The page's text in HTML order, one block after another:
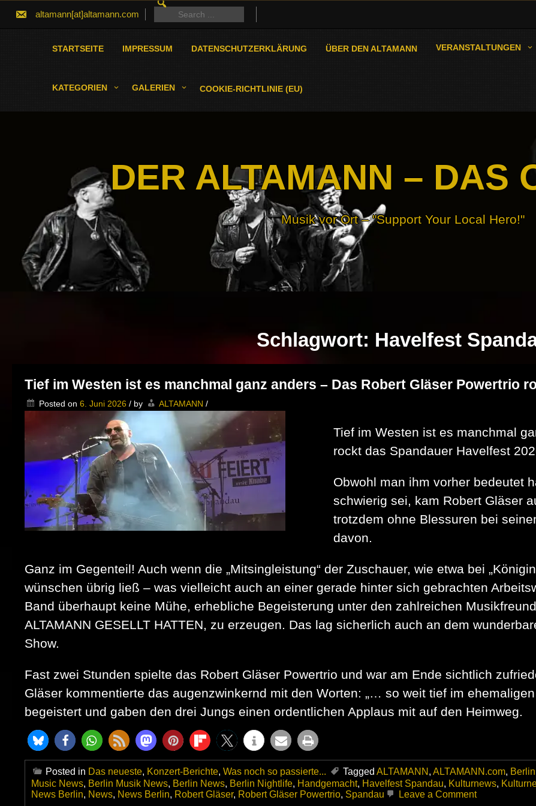
altamann[at]altamann.com
FOR:
Search
for:
STARTSEITE IMPRESSUM DATENSCHUTZERKLÄRUNG ÜBER DEN ALTAMANN VERANSTALTUNGEN
KATEGORIEN GALERIEN COOKIE-RICHTLINIE (EU)
DER ALTAMANN – DAS
Musik vor Ort – "Support Your Local Hero!"
Schlagwort: Havelfest
Tief im Westen ist es manchmal ganz anders – Das Robert Gläser Powertrio
Posted on 6. Juni 2026 / by ALTAMANN /
Tief im Westen ist es manchmal
rockt das Spandauer Havelfest
Obwohl man ihm vorher bedeutet
schwierig sei, kam Robert Gläser
trotzdem ohne Blessuren bei
davon.
Ganz im Gegenteil! Auch wenn die „Mitsingleistung“ der Zuschauer, wie etwa bei
wünschen übrig ließ – was vielleicht auch an einer gerade hinter sich gebrachten
Band überhaupt keine Mühe, erhebliche Begeisterung unter den zahlreichen
ALTAMANN GESELLT HATTEN, zu erzeugen. Das lag sicherlich auch an dem
Show.
Fast zwei Stunden spielte das Robert Gläser Powertrio und war am Ende sichtlich
Gläser kommentierte das augenzwinkernd mit den Worten: „… so weit tief im
begeistert und gaben den drei Jungs einen ordentlichen Applaus mit auf den Heimweg.
Posted in Das neueste, Konzert-Berichte, Was noch so passierte... Tagged ALTAMANN , ALTAMANN.com, Berlin
Music News, Berlin Musik News, Berlin News, Berlin Nightlife, Handgemacht, Havelfest Spandau, Kulturnews,
News Berlin, News, News Berlin, Robert Gläser, Robert Gläser Powertrio, Spandau Leave a Commenton